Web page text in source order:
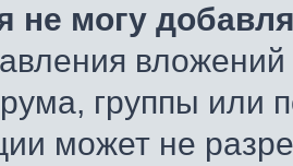
не могу
группы или
может не